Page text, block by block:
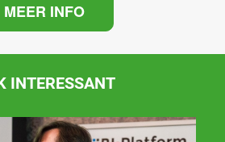
MEER INFO
INTERESSANT